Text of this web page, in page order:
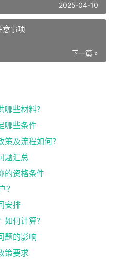
2025-04-10
意事项
下一篇 »
些材料？
哪些条件
及流程如何？
题汇总
的资格条件
？
安排
何计算？
题的影响
策要求